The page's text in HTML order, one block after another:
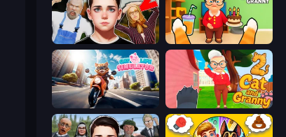
Schoolboy Escape 2 Cat and Granny
Cat Life Simulator Cat and Granny 2